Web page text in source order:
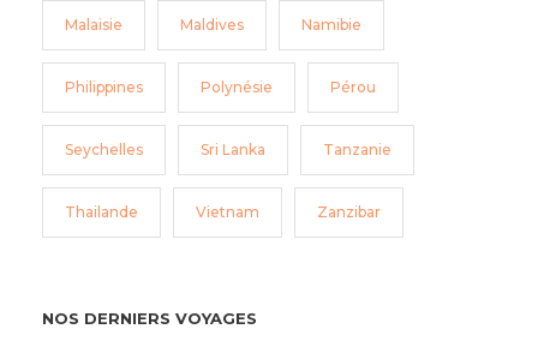
Malaisie Maldives Namibie
Philippines Polynésie Pérou
Seychelles Sri Lanka Tanzanie
Thailande Vietnam Zanzibar
NOS DERNIERS VOYAGES